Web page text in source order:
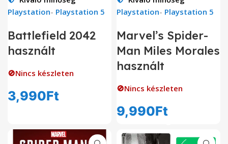
Playstation- Playstation 5
Battlefield 2042
használt
🚫Nincs készleten
3,990Ft
Playstation- Playstation 5
Marvel’s Spider-
Man Miles Morales
használt
🚫Nincs készleten
9,990Ft